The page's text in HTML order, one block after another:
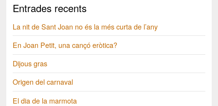
Entrades recents
La nit de Sant Joan no és la més curta de l’any
En Joan Petit, una cançó eròtica?
Dijous gras
Origen del carnaval
El dia de la marmota